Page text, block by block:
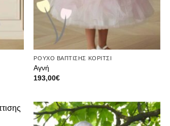
ΡΟΥΧΟ ΒΑΠΤΙΣΗΣ ΚΟΡΙΤΣΙ
Αγνή
193,00€